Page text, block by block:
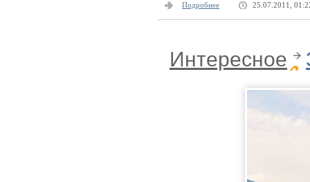
Подробнее 25.07.2011,
Интересное